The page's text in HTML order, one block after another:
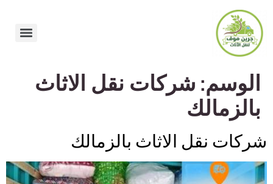
الوسم: شركات نقل الاثاث
بالزمالك
شركات نقل الاثاث بالزمالك